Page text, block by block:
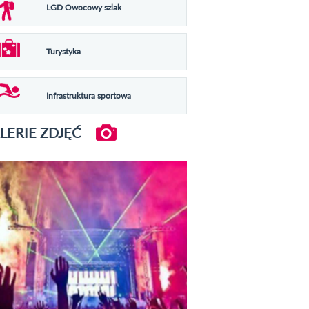
LGD Owocowy szlak
Turystyka
Infrastruktura sportowa
ZDJĘĆ